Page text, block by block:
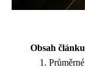
Obsah